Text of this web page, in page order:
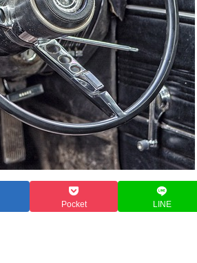
Pocket LINE